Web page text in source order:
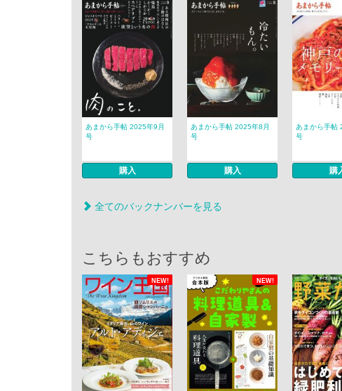
あまから手帖 2025年9月
号
購入
あまから手帖 2025年8月
号
購入
あまから手帖
号
購
全てのバックナンバーを見る
こちらもおすすめ
NEW! NEW!